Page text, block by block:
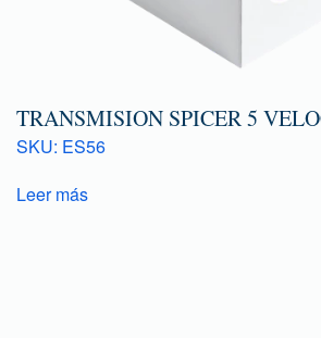
TRANSMISION SPICER 5
SKU: ES56
Leer más